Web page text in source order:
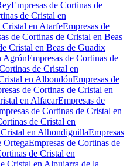
Empresas de Cortinas de
de Cristal en
Cristal en AtarfeEmpresas de
de Cortinas de Cristal en Beas
Cristal en Beas de Guadix
AgrónEmpresas de Cortinas de
de Cristal en
en AlbondónEmpresas de
de Cortinas de Cristal en
en AlfacarEmpresas de
de Cortinas de Cristal en
de Cristal en
en AlhondiguillaEmpresas
OrtegaEmpresas de Cortinas de
de Cristal en